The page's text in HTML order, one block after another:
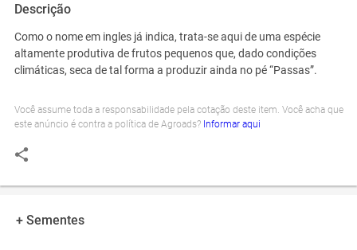
Descrição
Como o nome em ingles já indica, trata-se aqui de uma espécie
altamente produtiva de frutos pequenos que, dado condições
climáticas, seca de tal forma a produzir ainda no pé “Passas”.
Você assume toda a responsabilidade pela cotação deste item. Você acha que
este anúncio é contra a política de Agroads? Informar aqui
+ Sementes